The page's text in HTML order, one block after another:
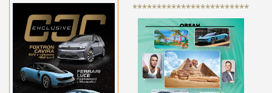
************************